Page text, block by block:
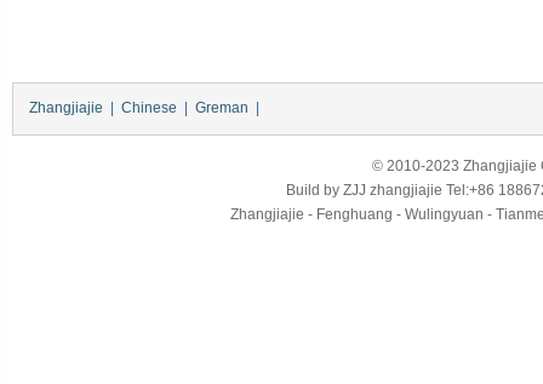
Zhangjiajie Chinese Greman
© 2010-2023 Zhangjiajie
Build by ZJJ zhangjiajie Tel:+86
Zhangjiajie - Fenghuang - Wulingyuan -